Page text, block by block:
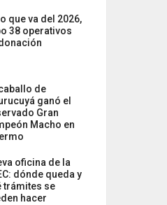
que va del 2026,
38 operativos
de
ganó el
Gran
Macho en
oficina de la
dónde queda y
trámites se
hacer